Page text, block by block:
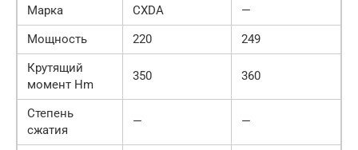
Марка
CXDA
—
Мощность
220
249
Крутящий
момент Hm
350 360
Степень
сжатия
— —